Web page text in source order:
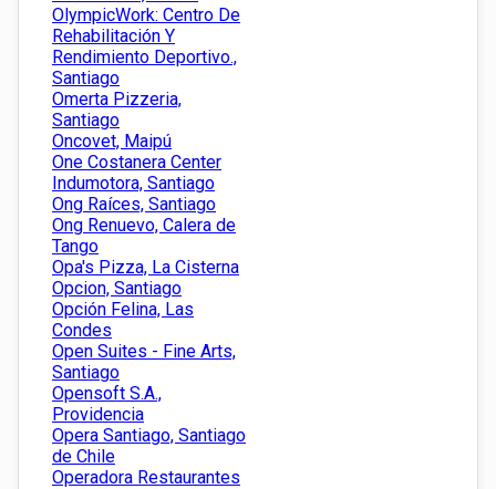
OlympicWork: Centro De
Rehabilitación Y
Rendimiento Deportivo.,
Santiago
Omerta Pizzeria,
Santiago
Oncovet, Maipú
One Costanera Center
Indumotora, Santiago
Ong Raíces, Santiago
Ong Renuevo, Calera de
Tango
Opa's Pizza, La Cisterna
Opcion, Santiago
Opción Felina, Las
Condes
Open Suites - Fine Arts,
Santiago
Opensoft S.A.,
Providencia
Opera Santiago, Santiago
de Chile
Operadora Restaurantes